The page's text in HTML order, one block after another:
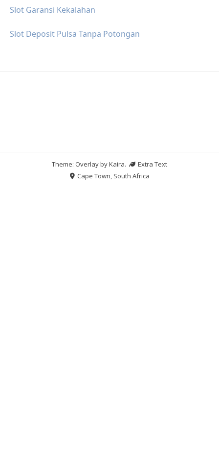
Slot Garansi Kekalahan
Slot Deposit Pulsa Tanpa Potongan
Theme: Overlay byKaira.
Extra Text
Cape Town, South Africa